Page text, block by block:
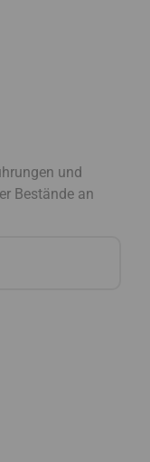
und
Bestände an